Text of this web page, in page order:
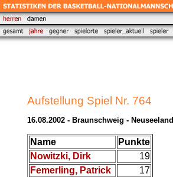
Aufstellung Spiel Nr. 764
16.08.2002 - Braunschweig -
Name
Punkte
Nowitzki, Dirk
19
Femerling, Patrick
17